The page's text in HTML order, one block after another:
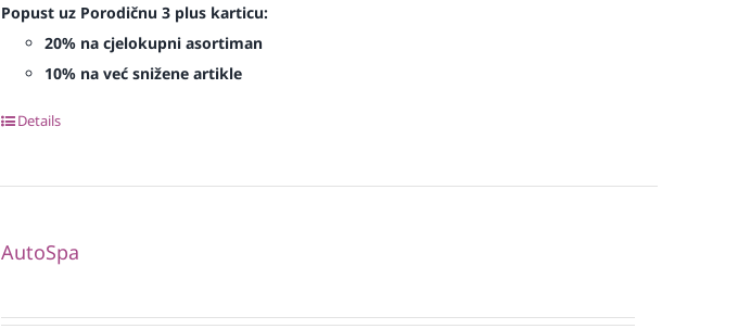
Popust uz Porodičnu 3 plus karticu:
20% na cjelokupni asortiman
10% na već snižene artikle
Details
AutoSpa